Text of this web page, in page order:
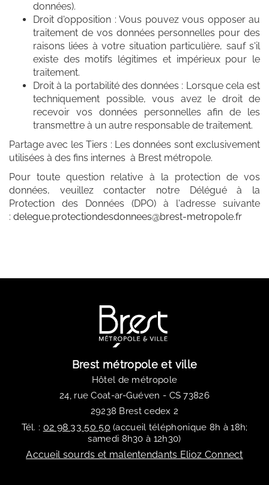
données).
Droit d'opposition : Vous pouvez vous opposer au
traitement de vos données personnelles pour des
raisons liées à votre situation particulière, sauf s'il
existe des motifs légitimes et impérieux pour le
traitement.
Droit à la portabilité des données : Lorsque cela est
techniquement possible, vous avez le droit de
recevoir vos données personnelles afin de les
transmettre à un autre responsable de traitement.
Partage avec les Tiers : Les données sont exclusivement
utilisées à des fins internes à Brest métropole.
Pour toute question relative à la protection de vos
données, veuillez contacter notre Délégué à la
Protection des Données (DPO) à l'adresse suivante
: delegue.protectiondesdonnees@brest-metropole.fr
Brest métropole et ville
Hôtel de métropole
24, rue Coat-ar-Guéven - CS 73826
29238 Brest cedex 2
Tél. : 02 98 33 50 50 (accueil téléphonique 8h à 18h;
samedi 8h30 à 12h30)
Accueil sourds et malentendants Elioz Connect